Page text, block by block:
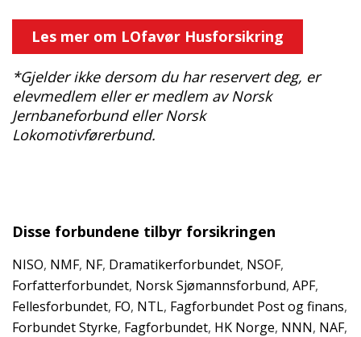
Les mer om LOfavør Husforsikring
*Gjelder ikke dersom du har reservert deg, er
elevmedlem eller er medlem av Norsk
Jernbaneforbund eller Norsk
Lokomotivførerbund.
Disse forbundene tilbyr forsikringen
NISO, NMF, NF, Dramatikerforbundet, NSOF,
Forfatterforbundet, Norsk Sjømannsforbund, APF,
Fellesforbundet, FO, NTL, Fagforbundet Post og finans,
Forbundet Styrke, Fagforbundet, HK Norge, NNN, NAF,